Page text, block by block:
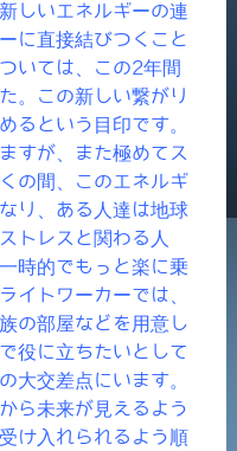
しいエネルギーの連
に直接結びつくこと
いては、この2年間
。この新しい繋がり
るという目印です。
すが、また極めてス
の間、このエネルギ
り、ある人達は地球
トレスと関わる人
時的でもっと楽に乗
イトワーカーでは、
の部屋などを用意し
役に立ちたいとして
大交差点にいます。
ら未来が見えるよう
け入れられるよう順